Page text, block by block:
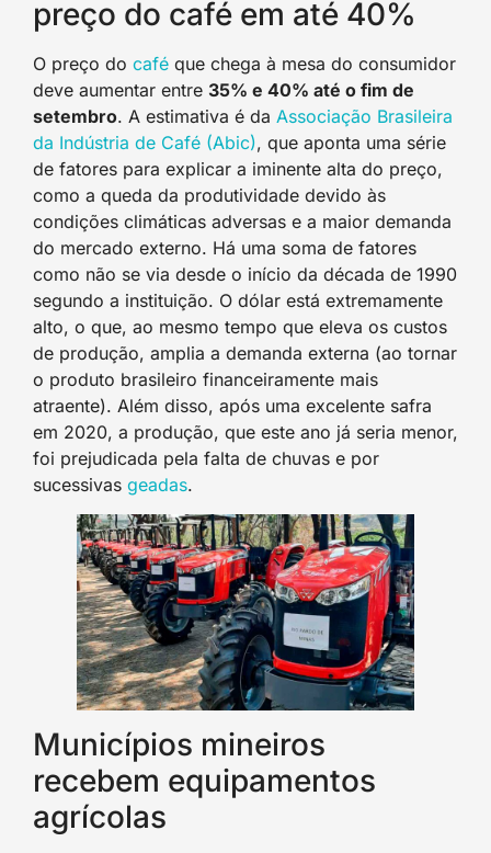
preço do café em até 40%
O preço do café que chega à mesa do consumidor
deve aumentar entre 35% e 40% até o fim de
setembro. A estimativa é da Associação Brasileira
da Indústria de Café (Abic), que aponta uma série
de fatores para explicar a iminente alta do preço,
como a queda da produtividade devido às
condições climáticas adversas e a maior demanda
do mercado externo. Há uma soma de fatores
como não se via desde o início da década de 1990
segundo a instituição. O dólar está extremamente
alto, o que, ao mesmo tempo que eleva os custos
de produção, amplia a demanda externa (ao tornar
o produto brasileiro financeiramente mais
atraente). Além disso, após uma excelente safra
em 2020, a produção, que este ano já seria menor,
foi prejudicada pela falta de chuvas e por
sucessivas geadas.
Municípios mineiros
recebem equipamentos
agrícolas